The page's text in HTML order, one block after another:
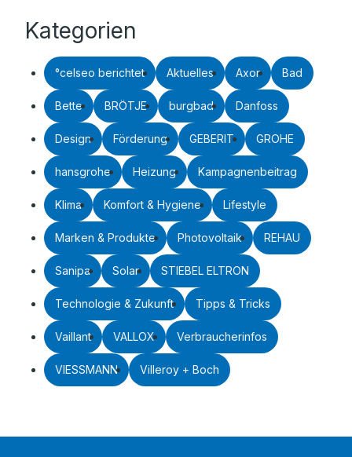
Kategorien
°celseo berichtet Aktuelles Axor Bad
Bette BRÖTJE burgbad Danfoss
Design Förderung GEBERIT GROHE
hansgrohe Heizung Kampagnenbeitrag
Klima Komfort & Hygiene Lifestyle
Marken & Produkte Photovoltaik REHAU
Sanipa Solar STIEBEL ELTRON
Technologie & Zukunft Tipps & Tricks
Vaillant VALLOX Verbraucherinfos
VIESSMANN Villeroy + Boch